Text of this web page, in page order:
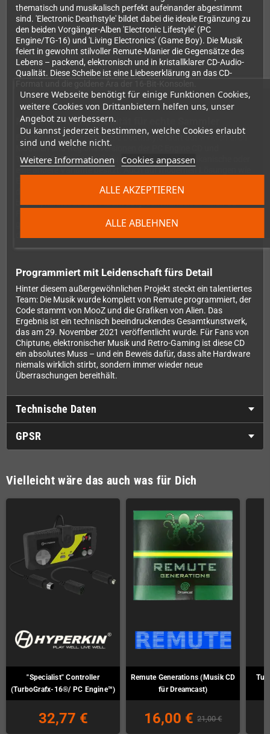
Unsere Webseite benötigt für einige Funktionen Cookies,
weitere Cookies von Drittanbietern helfen uns, unser
Angebot zu verbessern.
Du kannst jederzeit bestimmen, welche Cookies erlaubt
sind und welche nicht.
Weitere Informationen Cookies anpassen
ALLE ABLEHNEN
ALLE AKZEPTIEREN
thematisch und musikalisch perfekt aufeinander abgestimmt
sind. 'Electronic Deathstyle' bildet dabei die ideale Ergänzung zu
den beiden Vorgänger-Alben 'Electronic Lifestyle' (PC
Engine/TG-16) und 'Living Electronics' (Game Boy). Die Musik
feiert in gewohnt stilvoller Remute-Manier die Gegensätze des
Lebens – packend, elektronisch und in kristallklarer CD-Audio-
Qualität. Diese Scheibe ist eine Liebeserklärung an das CD-
Maximale Kompatibilität für echte Sammler
Ein großer Vorteil: 'Electronic Deathstyle' läuft auf wirklich allen
Modellen und Regionalversionen der PC Engine CD und
TurboGrafx CD – egal ob du die japanische, amerikanische oder
die CD einwandfrei. Und selbst wenn du keine der Konsolen
besitzt, kannst du das Album auf jedem handelsüblichen CD-
gestalteten visuellen Extras und die interaktive Präsentation auf
Programmiert mit Leidenschaft fürs Detail
Hinter diesem außergewöhnlichen Projekt steckt ein talentiertes
Team: Die Musik wurde komplett von Remute programmiert, der
Code stammt von MooZ und die Grafiken von Alien. Das
Ergebnis ist ein technisch beeindruckendes Gesamtkunstwerk,
das am 29. November 2021 veröffentlicht wurde. Für Fans von
Chiptune, elektronischer Musik und Retro-Gaming ist diese CD
ein absolutes Muss – und ein Beweis dafür, dass alte Hardware
niemals wirklich stirbt, sondern immer wieder neue
Überraschungen bereithält.
Technische Daten
GPSR
Vielleicht wäre das auch was für Dich
"Specialist" Controller
(TurboGrafx-16®/ PC Engine™)
32,77 €
Remute Generations (Musik CD
für Dreamcast)
16,00 € 21,00 €